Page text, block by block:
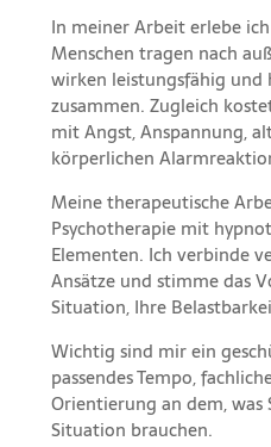
In meiner Arbeit erlebe
Menschen tragen nach
wirken leistungsfähig
zusammen. Zugleich
mit Angst, Anspannung,
körperlichen
Meine therapeutische
Psychotherapie mit
Elementen. Ich verbinde
Ansätze und stimme das
Situation, Ihre
Wichtig sind mir ein
passendes Tempo,
Orientierung an dem,
Situation brauchen.